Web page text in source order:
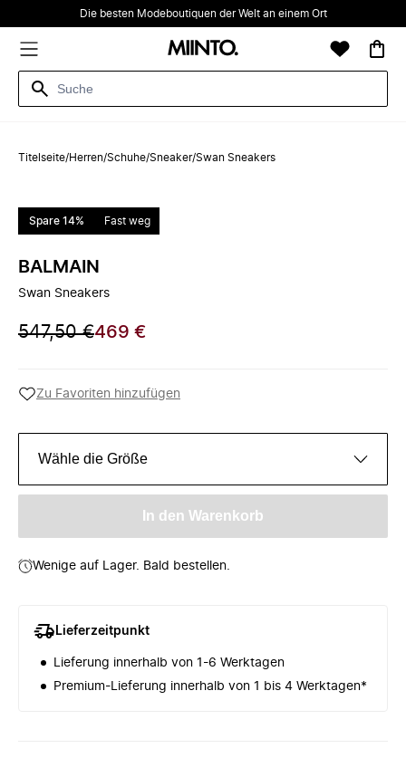
Die besten Modeboutiquen der Welt an einem Ort
Titelseite/Herren/Schuhe/Sneaker/Swan Sneakers
Spare 14% Fast weg
BALMAIN
Swan Sneakers
547,50 €469 €
Zu Favoriten hinzufügen
Wähle die Größe
In den Warenkorb
Wenige auf Lager. Bald bestellen.
Lieferzeitpunkt
Lieferung innerhalb von 1-6 Werktagen
Premium-Lieferung innerhalb von 1 bis 4 Werktagen*